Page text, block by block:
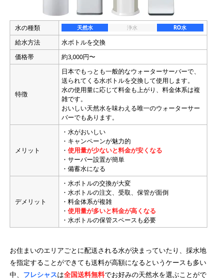
水の種類 天然水 浄水 RO水
給水方法
水ボトルを交換
価格帯
約3,000円〜
特徴
日本でもっとも一般的なウォーターサーバーで、
送られてくる水ボトルを交換して使用します。
水の使用量に応じて料金も上がり、料金体系は複
雑です。
おいしい天然水を味わえる唯一のウォーターサー
バーでもあります。
メリット
・水がおいしい
・キャンペーンが魅力的
・ 使用量が少ないと料金が安くなる
・サーバー設置が簡単
・備蓄水になる
デメリット
・水ボトルの交換が大変
・水ボトルの注文、受取、保管が面倒
・料金体系が複雑
・ 使用量が多いと料金が高くなる
・水ボトルの保管スペースも必要
お住まいのエリアごとに配送される水が決まっていたり、採水地
を指定することができても送料が高額になるというケースも多い
中、 フレシャスは全国送料無料でお好みの天然水を選ぶことがで